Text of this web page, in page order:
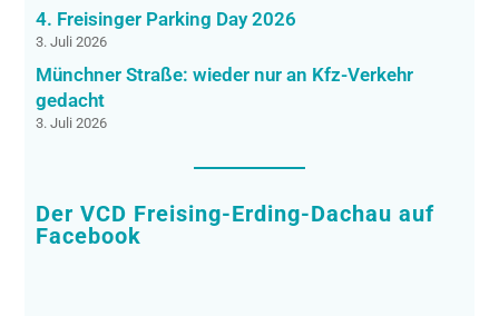
4. Freisinger Parking Day 2026
3. Juli 2026
Münchner Straße: wieder nur an Kfz-Verkehr
gedacht
3. Juli 2026
Der VCD Freising-Erding-Dachau auf
Facebook